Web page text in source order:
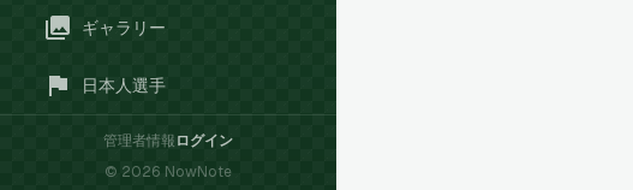
ギャラリー
日本人選手
管理者情報 ログイン
© 2026 NowNote